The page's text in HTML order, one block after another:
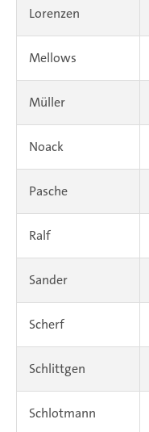
Lorenzen
Mellows
Müller
Noack
Pasche
Ralf
Sander
Scherf
Schlittgen
Schlotmann